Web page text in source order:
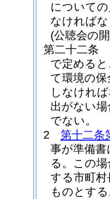
について
なければ
(公聴会の
第二十二条
で定める
て環境の
しなけれ
出がない
でない。
2
第十二条
事が準備
る。 この
する市町
ものとす